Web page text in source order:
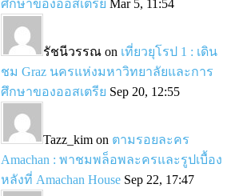
ศึกษาของออสเตรีย Mar 5, 11:54
รัชนีวรรณon เที่ยวยุโรป 1 : เดิน
ชม Graz นครแห่งมหาวิทยาลัยและการ
ศึกษาของออสเตรีย Sep 20, 12:55
Tazz_kimon ตามรอยละคร
Amachan : พาชมพล็อพละครและรูปเบื้อง
หลังที่ Amachan House Sep 22, 17:47